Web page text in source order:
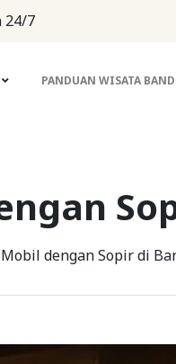
24/7
PANDUAN WISATA
dengan Sopir di